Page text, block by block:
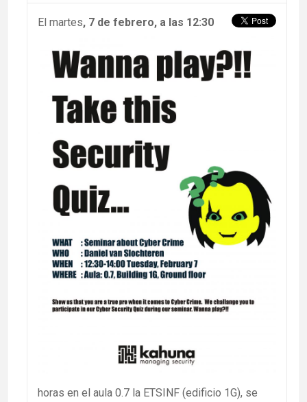
El martes, 7 de febrero, a las 12:30
horas en el aula 0.7 la ETSINF (edificio 1G), se